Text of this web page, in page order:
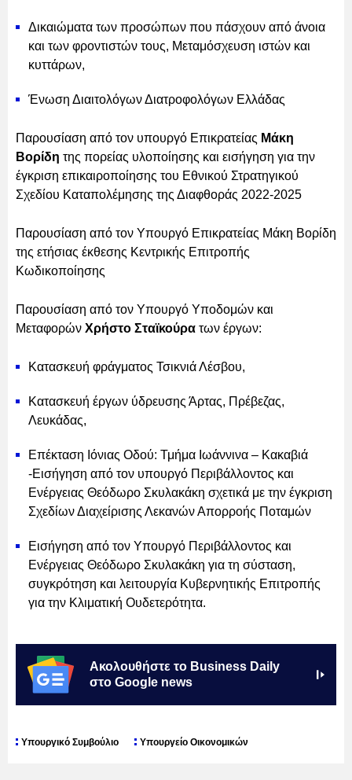
Δικαιώματα των προσώπων που πάσχουν από άνοια
και των φροντιστών τους, Μεταμόσχευση ιστών και
κυττάρων,
Ένωση Διαιτολόγων Διατροφολόγων Ελλάδας
Παρουσίαση από τον υπουργό Επικρατείας Μάκη
Βορίδη της πορείας υλοποίησης και εισήγηση για την
έγκριση επικαιροποίησης του Εθνικού Στρατηγικού
Σχεδίου Καταπολέμησης της Διαφθοράς 2022-2025
Παρουσίαση από τον Υπουργό Επικρατείας Μάκη Βορίδη
της ετήσιας έκθεσης Κεντρικής Επιτροπής
Κωδικοποίησης
Παρουσίαση από τον Υπουργό Υποδομών και
Μεταφορών Χρήστο Σταϊκούρα των έργων:
Κατασκευή φράγματος Τσικνιά Λέσβου,
Κατασκευή έργων ύδρευσης Άρτας, Πρέβεζας,
Λευκάδας,
Επέκταση Ιόνιας Οδού: Τμήμα Ιωάννινα – Κακαβιά
-Εισήγηση από τον υπουργό Περιβάλλοντος και
Ενέργειας Θεόδωρο Σκυλακάκη σχετικά με την έγκριση
Σχεδίων Διαχείρισης Λεκανών Απορροής Ποταμών
Εισήγηση από τον Υπουργό Περιβάλλοντος και
Ενέργειας Θεόδωρο Σκυλακάκη για τη σύσταση,
συγκρότηση και λειτουργία Κυβερνητικής Επιτροπής
για την Κλιματική Ουδετερότητα.
Ακολουθήστε το Business Daily
στο Google news
Υπουργικό Συμβούλιο Υπουργείο Οικονομικών